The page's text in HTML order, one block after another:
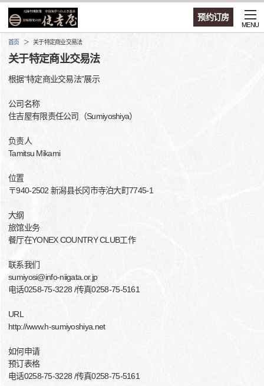
预约订房
MENU
首页 关于特定商业交易法
关于特定商业交易法
根据“特定商业交易法”展示
公司名称
住吉屋有限责任公司（Sumiyoshiya）
负责人
Tamitsu Mikami
位置
〒940-2502 新潟县长冈市寺泊大町7745-1
大纲
旅馆业务
餐厅在YONEX COUNTRY CLUB工作
联系我们
sumiyosi@info-niigata.or.jp
电话0258-75-3228 /传真0258-75-5161
URL
http://www.h-sumiyoshiya.net
如何申请
预订表格
电话0258-75-3228 /传真0258-75-5161